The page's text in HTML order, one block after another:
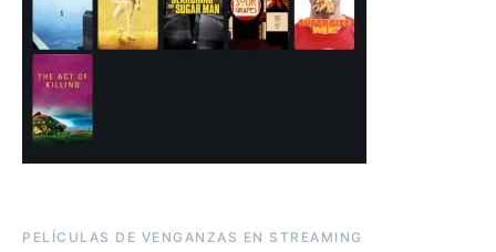
PELÍCULAS DE VENGANZAS EN STREAMING